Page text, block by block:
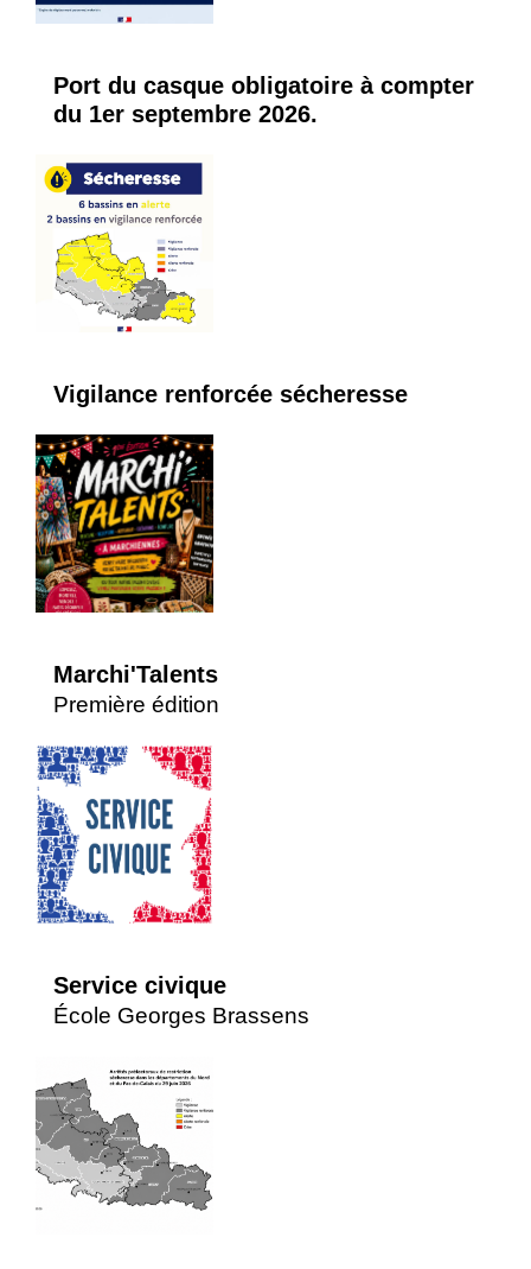
Port du casque obligatoire à compter
du 1er septembre 2026.
Vigilance renforcée sécheresse
Marchi'Talents
Première édition
Service civique
École Georges Brassens